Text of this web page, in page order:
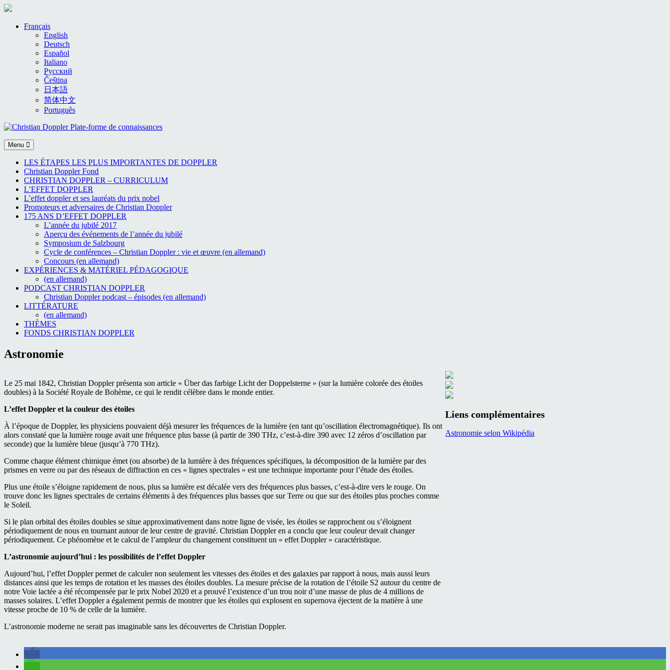
Français
English
Deutsch
Español
Italiano
Русский
Čeština
日本語
简体中文
Português
Menu
LES ÉTAPES LES PLUS IMPORTANTES DE DOPPLER
Christian Doppler Fond
CHRISTIAN DOPPLER – CURRICULUM
L’EFFET DOPPLER
L’effet doppler et ses lauréats du prix nobel
Promoteurs et adversaires de Christian Doppler
175 ANS D’EFFET DOPPLER
L’année du jubilé 2017
Aperçu des événements de l’année du jubilé
Symposium de Salzbourg
Cycle de conférences – Christian Doppler : vie et œuvre (en allemand)
Concours (en allemand)
EXPÉRIENCES & MATÉRIEL PÉDAGOGIQUE
(en allemand)
PODCAST CHRISTIAN DOPPLER
Christian Doppler podcast – épisodes (en allemand)
LITTÉRATURE
(en allemand)
THÈMES
FONDS CHRISTIAN DOPPLER
Astronomie
Le 25 mai 1842, Christian Doppler présenta son article « Über das farbige Licht der Doppelsterne » (sur la lumière colorée des étoiles
doubles) à la Société Royale de Bohème, ce qui le rendit célèbre dans le monde entier.
L’effet Doppler et la couleur des étoiles
À l’époque de Doppler, les physiciens pouvaient déjà mesurer les fréquences de la lumière (en tant qu’oscillation électromagnétique). Ils ont
alors constaté que la lumière rouge avait une fréquence plus basse (à partir de 390 THz, c’est-à-dire 390 avec 12 zéros d’oscillation par
seconde) que la lumière bleue (jusqu’à 770 THz).
Comme chaque élément chimique émet (ou absorbe) de la lumière à des fréquences spécifiques, la décomposition de la lumière par des
prismes en verre ou par des réseaux de diffraction en ces « lignes spectrales » est une technique importante pour l’étude des étoiles.
Plus une étoile s’éloigne rapidement de nous, plus sa lumière est décalée vers des fréquences plus basses, c’est-à-dire vers le rouge. On
trouve donc les lignes spectrales de certains éléments à des fréquences plus basses que sur Terre ou que sur des étoiles plus proches comme
le Soleil.
Si le plan orbital des étoiles doubles se situe approximativement dans notre ligne de visée, les étoiles se rapprochent ou s’éloignent
périodiquement de nous en tournant autour de leur centre de gravité. Christian Doppler en a conclu que leur couleur devait changer
périodiquement. Ce phénomène et le calcul de l’ampleur du changement constituent un « effet Doppler » caractéristique.
L’astronomie aujourd’hui : les possibilités de l’effet Doppler
Aujourd’hui, l’effet Doppler permet de calculer non seulement les vitesses des étoiles et des galaxies par rapport à nous, mais aussi leurs
distances ainsi que les temps de rotation et les masses des étoiles doubles. La mesure précise de la rotation de l’étoile S2 autour du centre de
notre Voie lactée a été récompensée par le prix Nobel 2020 et a prouvé l’existence d’un trou noir d’une masse de plus de 4 millions de
masses solaires. L’effet Doppler a également permis de montrer que les étoiles qui explosent en supernova éjectent de la matière à une
vitesse proche de 10 % de celle de la lumière.
L’astronomie moderne ne serait pas imaginable sans les découvertes de Christian Doppler.
Liens complémentaires
Astronomie selon Wikipédia